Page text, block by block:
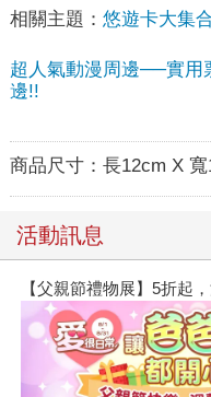
相關主題： 悠遊卡大集
超人氣動漫周邊──實用
邊!!
商品尺寸： 長12cm X
活動訊息
【父親節禮物展】5折起